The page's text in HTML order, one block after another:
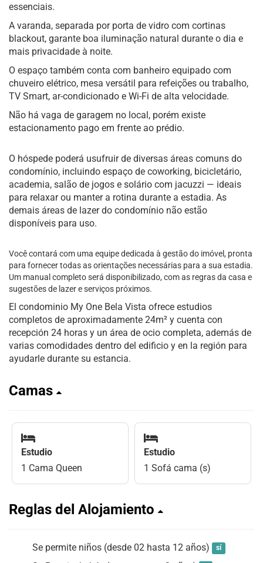
essenciais.
A varanda, separada por porta de vidro com cortinas
blackout, garante boa iluminação natural durante o dia e
mais privacidade à noite.
O espaço também conta com banheiro equipado com
chuveiro elétrico, mesa versátil para refeições ou trabalho,
TV Smart, ar-condicionado e Wi-Fi de alta velocidade.
Não há vaga de garagem no local, porém existe
estacionamento pago em frente ao prédio.
O hóspede poderá usufruir de diversas áreas comuns do
condomínio, incluindo espaço de coworking, bicicletário,
academia, salão de jogos e solário com jacuzzi — ideais
para relaxar ou manter a rotina durante a estadia. As
demais áreas de lazer do condomínio não estão
disponíveis para uso.
Você contará com uma equipe dedicada à gestão do imóvel, pronta
para fornecer todas as orientações necessárias para a sua estadia.
Um manual completo será disponibilizado, com as regras da casa e
sugestões de lazer e serviços próximos.
El condominio My One Bela Vista ofrece estudios
completos de aproximadamente 24m² y cuenta con
recepción 24 horas y un área de ocio completa, además de
varias comodidades dentro del edificio y en la región para
ayudarle durante su estancia.
Camas
Estudio
1 Cama Queen
Estudio
1 Sofá cama (s)
Reglas del Alojamiento
Se permite niños (desde 02 hasta 12 años) sí